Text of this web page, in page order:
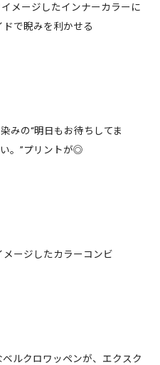
メージしたインナーカラーに
で睨みを利かせる
みの“明日もお待ちしてま
。”プリントが◎
ージしたカラーコンビ
ルクロワッペンが、エクスク